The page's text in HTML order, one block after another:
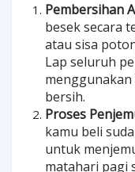
Pembersihan
besek secara
atau sisa
Lap seluruh
menggunakan
bersih.
Proses
kamu beli
untuk
matahari pagi